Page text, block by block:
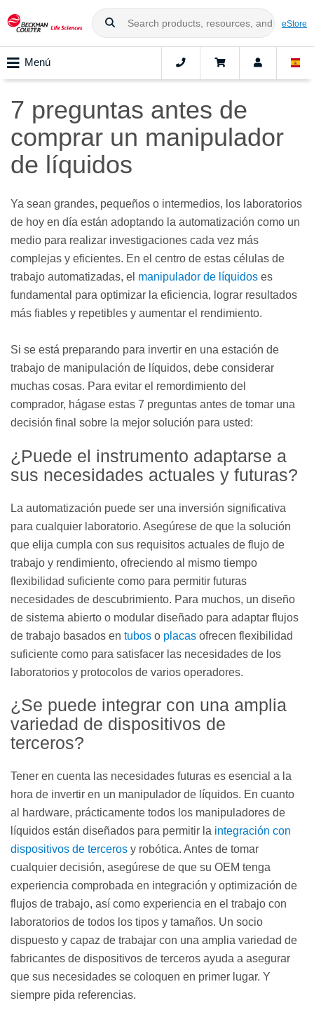
eStore
Menú
7 preguntas antes de
comprar un manipulador
de líquidos
Ya sean grandes, pequeños o intermedios, los laboratorios
de hoy en día están adoptando la automatización como un
medio para realizar investigaciones cada vez más
complejas y eficientes. En el centro de estas células de
trabajo automatizadas, el manipulador de líquidos es
fundamental para optimizar la eficiencia, lograr resultados
más fiables y repetibles y aumentar el rendimiento.
Si se está preparando para invertir en una estación de
trabajo de manipulación de líquidos, debe considerar
muchas cosas. Para evitar el remordimiento del
comprador, hágase estas 7 preguntas antes de tomar una
decisión final sobre la mejor solución para usted:
¿Puede el instrumento adaptarse a
sus necesidades actuales y futuras?
La automatización puede ser una inversión significativa
para cualquier laboratorio. Asegúrese de que la solución
que elija cumpla con sus requisitos actuales de flujo de
trabajo y rendimiento, ofreciendo al mismo tiempo
flexibilidad suficiente como para permitir futuras
necesidades de descubrimiento. Para muchos, un diseño
de sistema abierto o modular diseñado para adaptar flujos
de trabajo basados en tubos o placas ofrecen flexibilidad
suficiente como para satisfacer las necesidades de los
laboratorios y protocolos de varios operadores.
¿Se puede integrar con una amplia
variedad de dispositivos de
terceros?
Tener en cuenta las necesidades futuras es esencial a la
hora de invertir en un manipulador de líquidos. En cuanto
al hardware, prácticamente todos los manipuladores de
líquidos están diseñados para permitir la integración con
dispositivos de terceros y robótica. Antes de tomar
cualquier decisión, asegúrese de que su OEM tenga
experiencia comprobada en integración y optimización de
flujos de trabajo, así como experiencia en el trabajo con
laboratorios de todos los tipos y tamaños. Un socio
dispuesto y capaz de trabajar con una amplia variedad de
fabricantes de dispositivos de terceros ayuda a asegurar
que sus necesidades se coloquen en primer lugar. Y
siempre pida referencias.